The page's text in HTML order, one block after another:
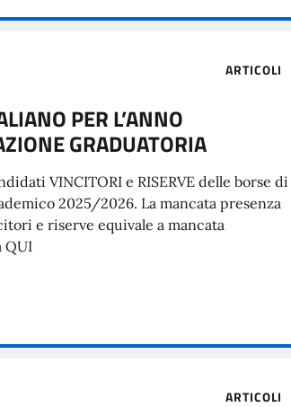
ARTICOLI
PER L’ANNO
GRADUATORIA
VINCITORI e RISERVE delle borse di
2025/2026. La mancata presenza
e riserve equivale a mancata
QUI
ARTICOLI